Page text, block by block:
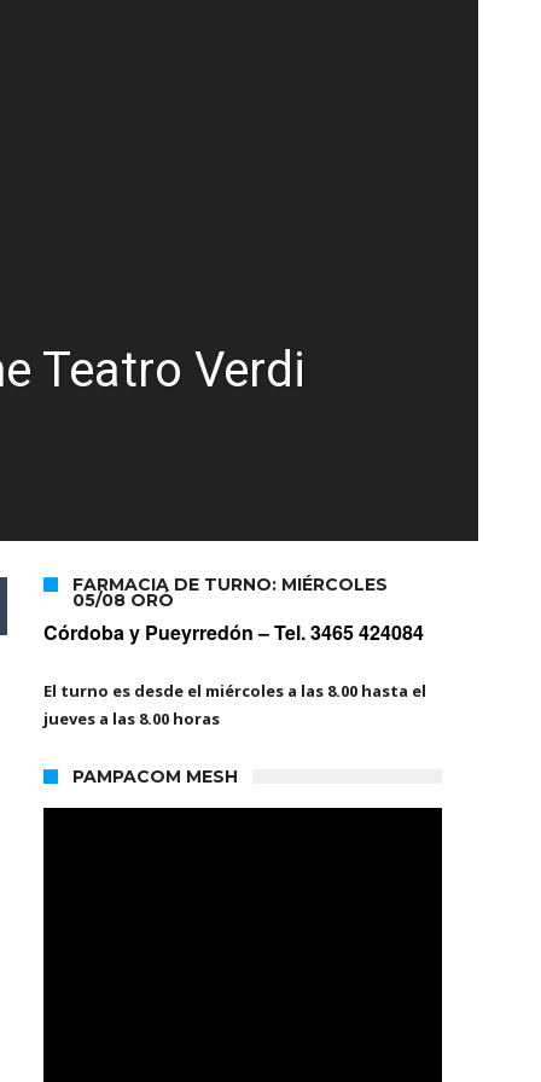
Teatro Verdi
FARMACIA DE TURNO: MIÉRCOLES
05/08 ORÓ
Córdoba y Pueyrredón –Tel. 3465 424084
El turno es desde el miércoles a las 8.00 hasta el
jueves a las 8.00 horas
PAMPACOM MESH